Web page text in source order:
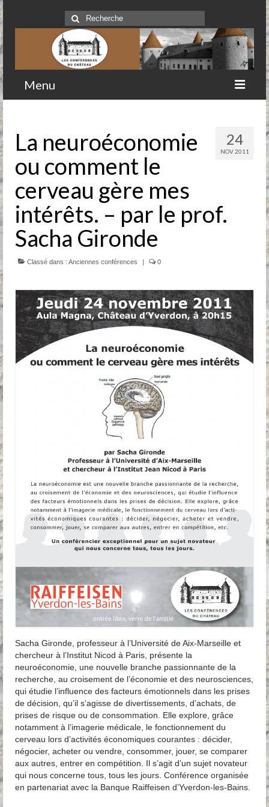
Rechercher
:
Menu
Qui sommes-nous
Historique
Comité
Clubs-service
Conférences
Prochaines conférences
Anciennes conférences
Partenaires, Sponsors & Amis
Partenaires
Sponsors
Informations pratiques
Nous contacter
24
NOV 2011
La neuroéconomie
ou comment le
cerveau gère mes
intérêts. – par le prof.
Sacha Gironde
Classé dans : Anciennes conférences 0
Sacha Gironde, professeur à l’Université de Aix-Marseille et
chercheur à l’Institut Nicod à Paris, présente la
neuroéconomie, une nouvelle branche passionnante de la
recherche, au croisement de l’économie et des neurosciences,
qui étudie l’influence des facteurs émotionnels dans les prises
de décision, qu’il s’agisse de divertissements, d’achats, de
prises de risque ou de consommation. Elle explore, grâce
notamment à l’imagerie médicale, le fonctionnement du
cerveau lors d’activités économiques courantes : décider,
négocier, acheter ou vendre, consommer, jouer, se comparer
aux autres, entrer en compétition. Il s’agit d’un sujet novateur
qui nous concerne tous, tous les jours. Conférence organisée
en partenariat avec la Banque Raiffeisen d’Yverdon-les-Bains.